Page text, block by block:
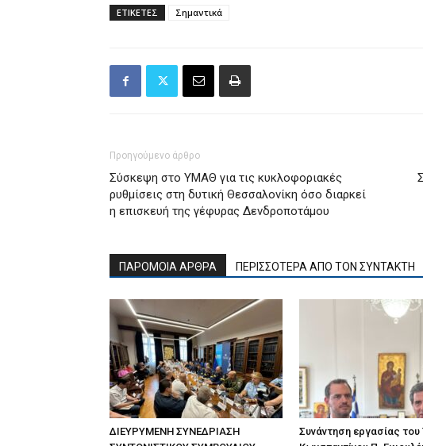
ΕΤΙΚΕΤΕΣ Σημαντικά
Προηγούμενο άρθρο
Σύσκεψη στο ΥΜΑΘ για τις κυκλοφοριακές
ρυθμίσεις στη δυτική Θεσσαλονίκη όσο διαρκεί
η επισκευή της γέφυρας Δενδροποτάμου
ΠΑΡΟΜΟΙΑ ΑΡΘΡΑ ΠΕΡΙΣΣΟΤΕΡΑ ΑΠΟ ΤΟΝ ΣΥΝΤΑΚΤΗ
ΔΙΕΥΡΥΜΕΝΗ ΣΥΝΕΔΡΙΑΣΗ
Συνάντηση εργασίας